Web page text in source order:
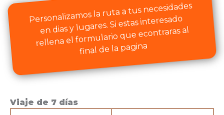
Personalizamos la ruta a tus necesidades
en dias y lugares. Si estas interesado
rellena el formulario que econtraras al
final de la pagina
Viaje de 7 días